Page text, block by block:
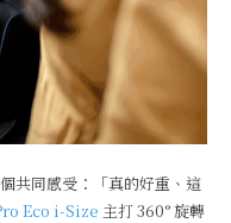
共同感受：「真的好重、這
Eco i-Size 主打 360° 旋轉